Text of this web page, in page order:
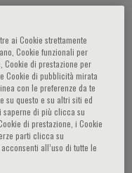
to the
& Respiratory
ai Cookie strettamente
Cookie funzionali per
Cookie di prestazione per
Cookie di pubblicità mirata
con le preferenze da te
su questo e su altri siti ed
saperne di più clicca su
di prestazione, i Cookie
parti clicca su
acconsenti all’uso di tutte le